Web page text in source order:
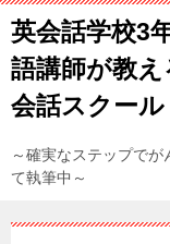
英会話学校3
語講師が教
会話スクール
～確実なステップで
て執筆中～